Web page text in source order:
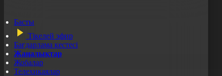
Басты
Тікелей эфир
Бағдарлама кестесі
Жаңалықтар
Жобалар
Телехикаялар